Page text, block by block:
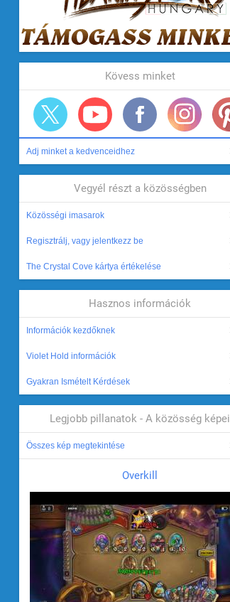
Kövess minket
Adj minket a kedvenceidhez
Vegyél részt a közösségben
Közösségi imasarok
Regisztrálj, vagy jelentkezz be
The Crystal Cove kártya értékelése
Hasznos információk
Információk kezdőknek
Violet Hold információk
Gyakran Ismételt Kérdések
Legjobb pillanatok - A közösség képei
Összes kép megtekintése
Overkill